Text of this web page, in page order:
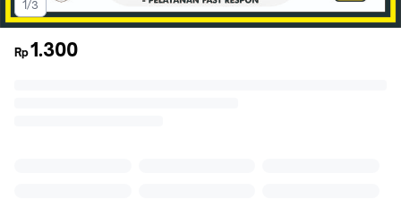
1/3
Rp1.300